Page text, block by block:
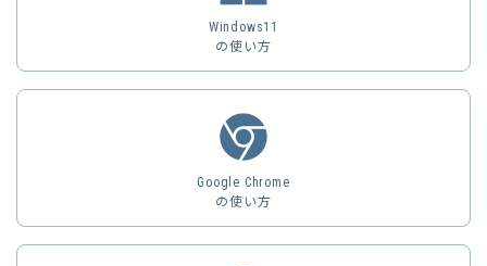
Windows11
の使い方
Google Chrome
の使い方